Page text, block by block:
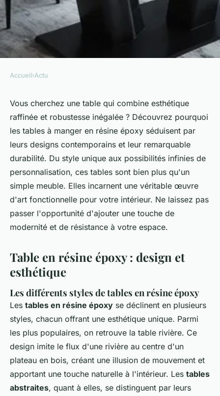
Table à manger résine époxy :
design et durabilité
exceptionnels
Thomas•1 août 2024 •5 min de lecture
Accueil›Actu
Vous cherchez une table qui combine esthétique
raffinée et robustesse inégalée ? Découvrez pourquoi
les tables à manger en résine époxy séduisent par
leurs designs contemporains et leur remarquable
durabilité. Du style unique aux possibilités infinies de
personnalisation, ces tables sont bien plus qu'un
simple meuble. Elles incarnent une véritable œuvre
d'art fonctionnelle pour votre intérieur. Ne laissez pas
passer l'opportunité d'ajouter une touche de
modernité et de résistance à votre espace.
Table en résine époxy : design et
esthétique
Les différents styles de tables en résine époxy
Les tables en résine époxy se déclinent en plusieurs
styles, chacun offrant une esthétique unique. Parmi
les plus populaires, on retrouve la table rivière. Ce
design imite le flux d'une rivière au centre d'un
plateau en bois, créant une illusion de mouvement et
apportant une touche naturelle à l'intérieur. Les tables
abstraites, quant à elles, se distinguent par leurs